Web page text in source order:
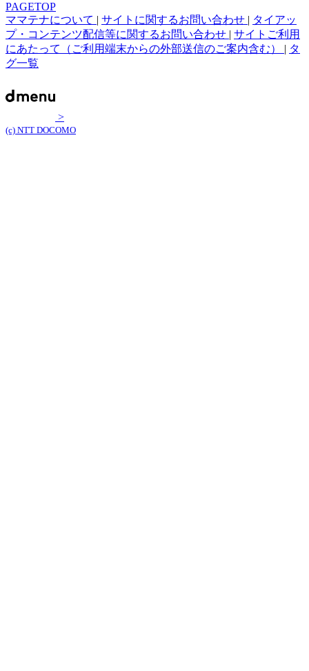
PAGETOP
ママテナについて | サイトに関するお問い合わせ | タイアッ
プ・コンテンツ配信等に関するお問い合わせ | サイトご利用
にあたって（ご利用端末からの外部送信のご案内含む） | タ
グ一覧
>
(c) NTT DOCOMO